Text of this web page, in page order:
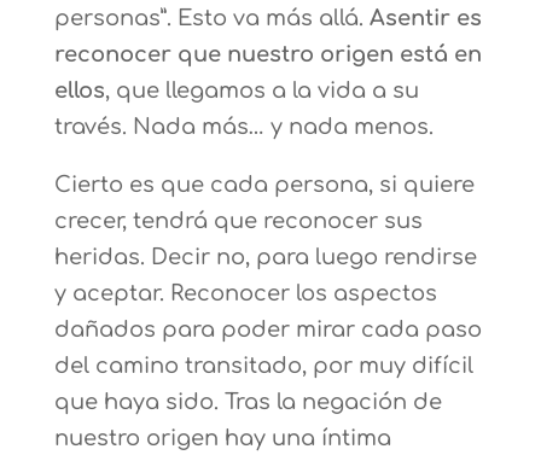
personas”. Esto va más allá. Asentir es
reconocer que nuestro origen está en
ellos, que llegamos a la vida a su
través. Nada más… y nada menos.
Cierto es que cada persona, si quiere
crecer, tendrá que reconocer sus
heridas. Decir no, para luego rendirse
y aceptar. Reconocer los aspectos
dañados para poder mirar cada paso
del camino transitado, por muy difícil
que haya sido. Tras la negación de
nuestro origen hay una íntima